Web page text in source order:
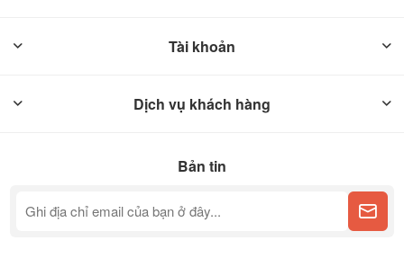
Tài khoản
Dịch vụ khách hàng
Bản tin